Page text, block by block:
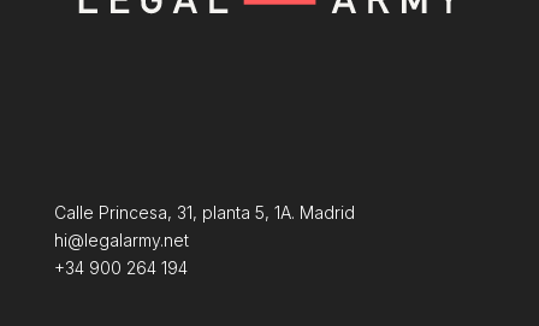
Calle Princesa, 31, planta 5, 1A. Madrid
hi@legalarmy.net
+34 900 264 194